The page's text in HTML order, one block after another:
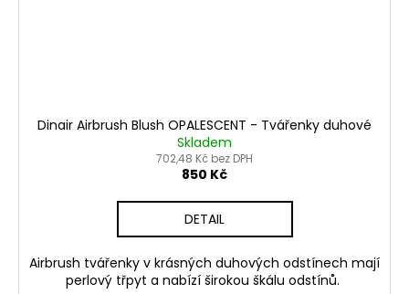
Dinair Airbrush Blush OPALESCENT - Tvářenky duhové
Skladem
702,48 Kč bez DPH
850 Kč
DETAIL
Airbrush tvářenky v krásných duhových odstínech mají
perlový třpyt a nabízí širokou škálu odstínů.